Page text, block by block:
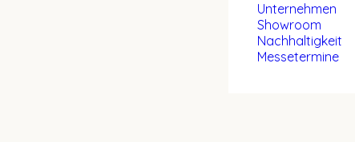
Unternehmen
Showroom
Nachhaltigkeit
Messetermine